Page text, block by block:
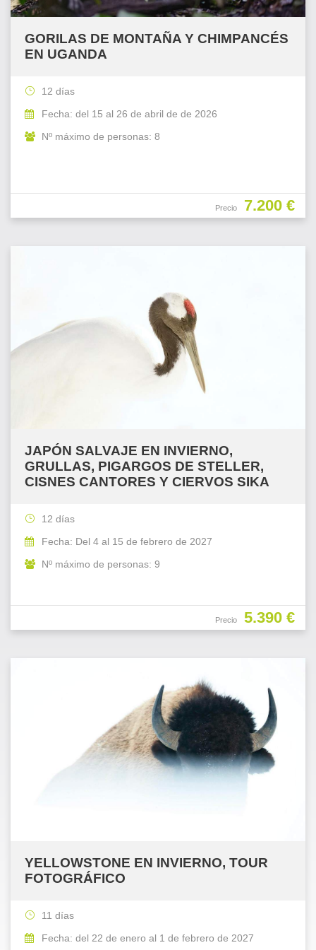
GORILAS DE MONTAÑA Y CHIMPANCÉS
EN UGANDA
Precio 7.200 €
12 días
Fecha: del 15 al 26 de abril de de 2026
Nº máximo de personas: 8
JAPÓN SALVAJE EN INVIERNO,
GRULLAS, PIGARGOS DE STELLER,
CISNES CANTORES Y CIERVOS SIKA
Precio 5.390 €
12 días
Fecha: Del 4 al 15 de febrero de 2027
Nº máximo de personas: 9
YELLOWSTONE EN INVIERNO, TOUR
FOTOGRÁFICO
11 días
Fecha: del 22 de enero al 1 de febrero de 2027